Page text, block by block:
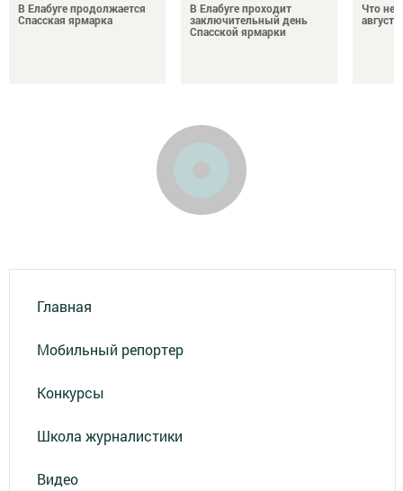
В Елабуге продолжается
Спасская ярмарка
В Елабуге проходит
заключительный день
Спасской ярмарки
Что
Главная
Мобильный репортер
Конкурсы
Школа журналистики
Видео